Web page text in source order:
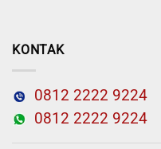
KONTAK
0812 2222 9224
0812 2222 9224